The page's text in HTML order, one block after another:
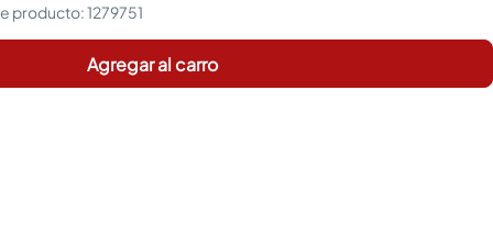
:1279751
Agregar al carro